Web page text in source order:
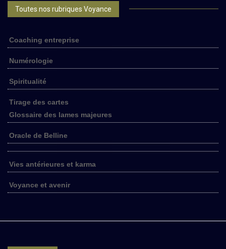
Toutes nos rubriques Voyance
Coaching entreprise
Numérologie
Spiritualité
Tirage des cartes
Glossaire des lames majeures
Oracle de Belline
Vies antérieures et karma
Voyance et avenir